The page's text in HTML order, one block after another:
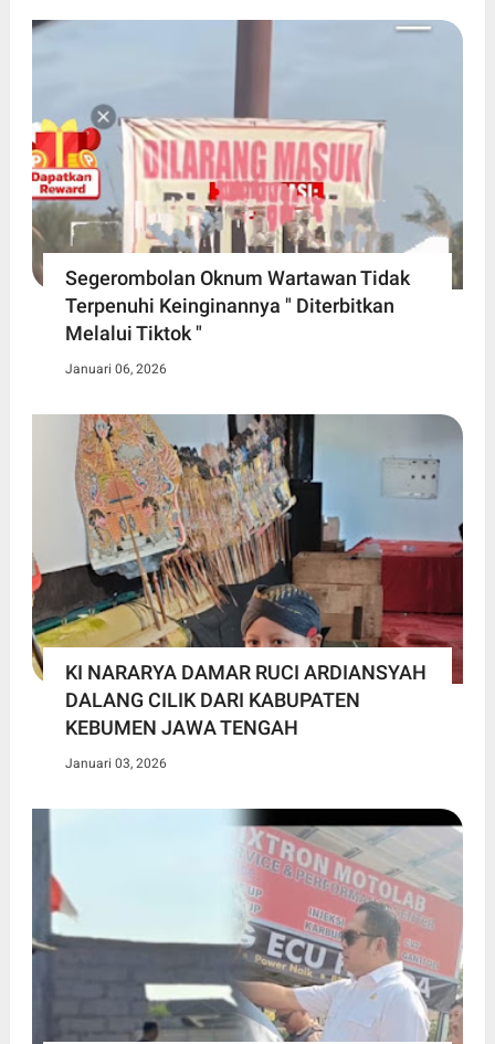
Segerombolan Oknum Wartawan Tidak
Terpenuhi Keinginannya " Diterbitkan
Melalui Tiktok "
Januari 06, 2026
KI NARARYA DAMAR RUCI ARDIANSYAH
DALANG CILIK DARI KABUPATEN
KEBUMEN JAWA TENGAH
Januari 03, 2026